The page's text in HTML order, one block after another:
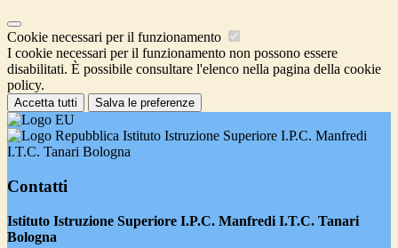
Cookie necessari per il funzionamento
I cookie necessari per il funzionamento non possono essere
disabilitati. È possibile consultare l'elenco nella pagina della cookie
policy.
Accetta tutti Salva le preferenze
Istituto Istruzione Superiore I.P.C. Manfredi
I.T.C. Tanari Bologna
Contatti
Istituto Istruzione Superiore I.P.C. Manfredi I.T.C. Tanari
Bologna